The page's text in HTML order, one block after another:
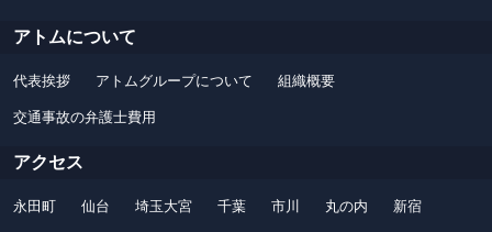
アトムについて
代表挨拶 アトムグループについて 組織概要
交通事故の弁護士費用
アクセス
永田町 仙台 埼玉大宮 千葉 市川 丸の内 新宿